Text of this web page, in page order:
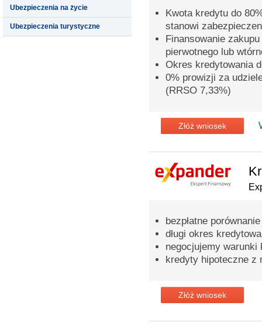
Ubezpieczenia na życie
Ubezpieczenia turystyczne
Kwota kredytu do
stanowi
Finansowanie
pierwotnego lub
Okres kredytowania
0% prowizji za
(RRSO 7,33%)
Złóż wniosek
bezpłatne
długi okres
negocjujemy warunki
kredyty hipoteczne z
Złóż wniosek